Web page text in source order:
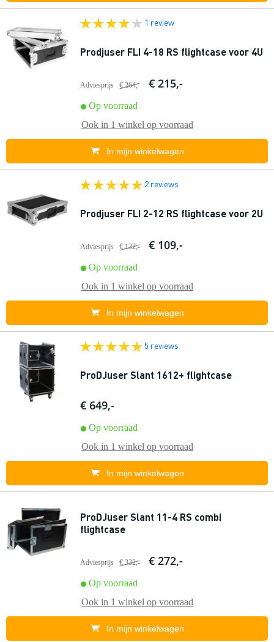
1 review
Prodjuser FLI 4-18 RS flightcase voor 4U
Adviesprijs € 264,- € 215,-
Op voorraad
Ook in 1 winkel op voorraad
In mijn winkelwagen
2 reviews
Prodjuser FLI 2-12 RS flightcase voor 2U
Adviesprijs € 132,- € 109,-
Op voorraad
Ook in 1 winkel op voorraad
In mijn winkelwagen
5 reviews
ProDJuser Slant 1612+ flightcase
€ 649,-
Op voorraad
Ook in 1 winkel op voorraad
In mijn winkelwagen
ProDJuser Slant 11-4 RS combi
flightcase
Adviesprijs € 332,- € 272,-
Op voorraad
Ook in 1 winkel op voorraad
In mijn winkelwagen